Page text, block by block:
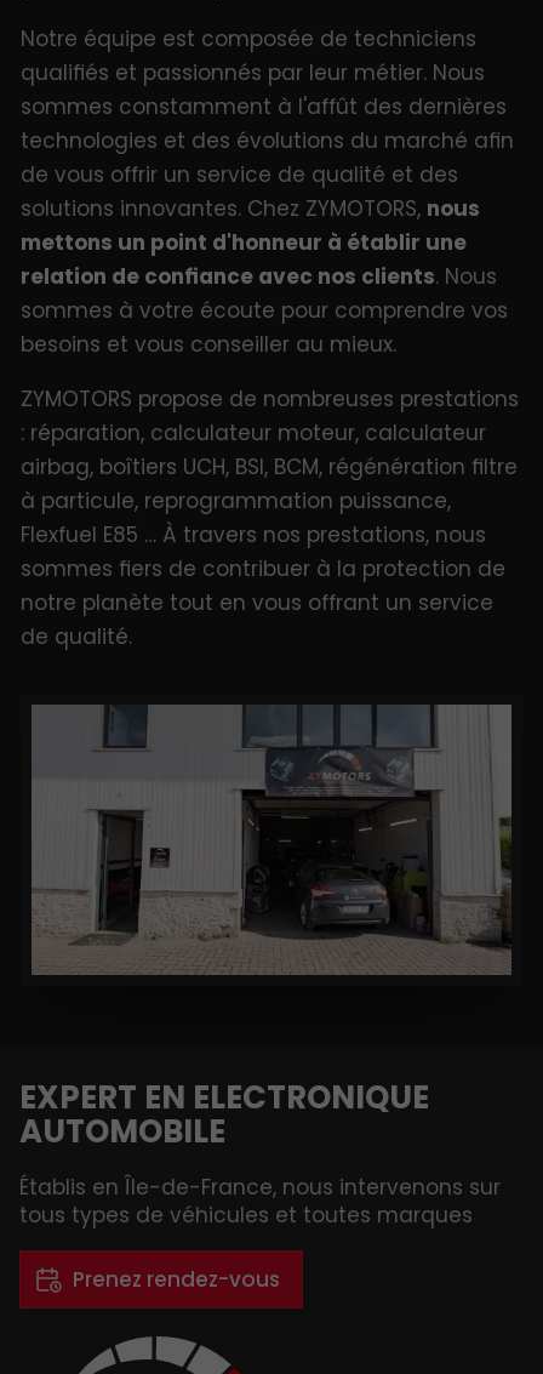
Notre équipe est composée de techniciens
qualifiés et passionnés par leur métier. Nous
sommes constamment à l'affût des dernières
technologies et des évolutions du marché afin
de vous offrir un service de qualité et des
solutions innovantes. Chez ZYMOTORS, nous
mettons un point d'honneur à établir une
relation de confiance avec nos clients. Nous
sommes à votre écoute pour comprendre vos
besoins et vous conseiller au mieux.
ZYMOTORS propose de nombreuses prestations
: réparation, calculateur moteur, calculateur
airbag, boîtiers UCH, BSI, BCM, régénération filtre
à particule, reprogrammation puissance,
Flexfuel E85 … À travers nos prestations, nous
sommes fiers de contribuer à la protection de
notre planète tout en vous offrant un service
de qualité.
EXPERT EN ELECTRONIQUE
AUTOMOBILE
Établis en Île-de-France, nous intervenons sur
tous types de véhicules et toutes marques
Prenez rendez-vous